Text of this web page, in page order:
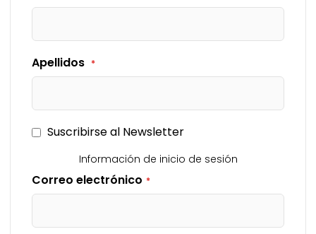
Apellidos
Suscribirse al Newsletter
Información de inicio de sesión
Correo electrónico